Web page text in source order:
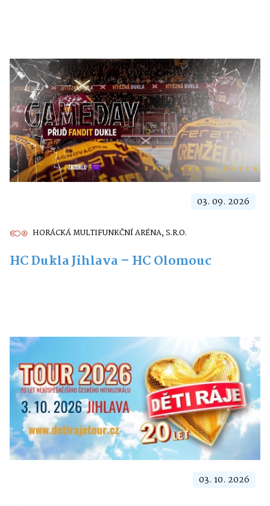
03. 09. 2026
HORÁCKÁ MULTIFUNKČNÍ ARÉNA, S.R.O.
HC Dukla Jihlava – HC Olomouc
03. 10. 2026